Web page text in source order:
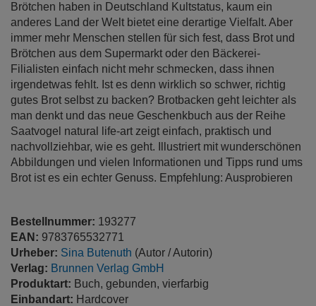
Brötchen haben in Deutschland Kultstatus, kaum ein
anderes Land der Welt bietet eine derartige Vielfalt. Aber
immer mehr Menschen stellen für sich fest, dass Brot und
Brötchen aus dem Supermarkt oder den Bäckerei-
Filialisten einfach nicht mehr schmecken, dass ihnen
irgendetwas fehlt. Ist es denn wirklich so schwer, richtig
gutes Brot selbst zu backen? Brotbacken geht leichter als
man denkt und das neue Geschenkbuch aus der Reihe
Saatvogel natural life-art zeigt einfach, praktisch und
nachvollziehbar, wie es geht. Illustriert mit wunderschönen
Abbildungen und vielen Informationen und Tipps rund ums
Brot ist es ein echter Genuss. Empfehlung: Ausprobieren
Bestellnummer: 193277
EAN: 9783765532771
Urheber: Sina Butenuth (Autor / Autorin)
Verlag: Brunnen Verlag GmbH
Produktart: Buch, gebunden, vierfarbig
Einbandart: Hardcover